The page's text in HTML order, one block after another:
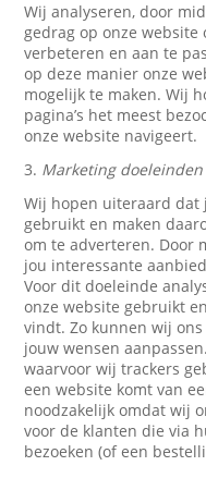
Wij analyseren, door
gedrag op onze
verbeteren en aan te
op deze manier onze
mogelijk te maken. Wij
pagina’s het meest
onze website navigeert.
3. Marketing doeleinden
Wij hopen uiteraard dat
gebruikt en maken
om te adverteren. Door
jou interessante
Voor dit doeleinde
onze website gebruikt
vindt. Zo kunnen wij
jouw wensen
waarvoor wij trackers
een website komt van
noodzakelijk omdat wij
voor de klanten die via
bezoeken (of een